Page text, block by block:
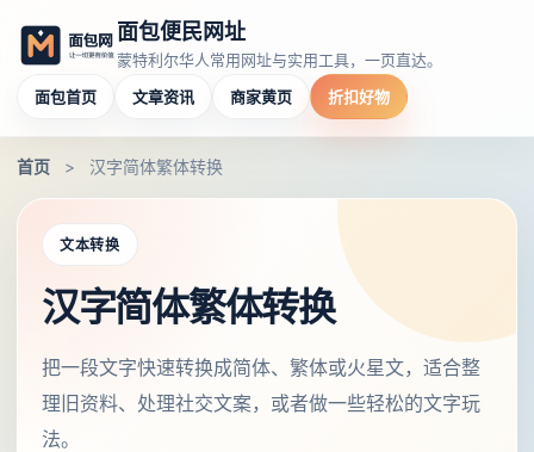
面包便民网址
蒙特利尔华人常用网址与实用工具，一页直达。
面包首页
文章资讯 商家黄页 折扣好物
首页 > 汉字简体繁体转换
文本转换
汉字简体繁体转换
把一段文字快速转换成简体、繁体或火星文，适合整
理旧资料、处理社交文案，或者做一些轻松的文字玩
法。